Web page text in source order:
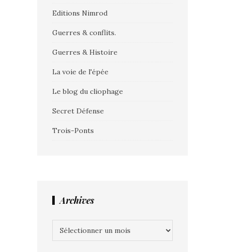
Editions Nimrod
Guerres & conflits.
Guerres & Histoire
La voie de l'épée
Le blog du cliophage
Secret Défense
Trois-Ponts
Archives